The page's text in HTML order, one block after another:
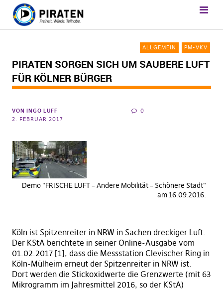
ALLGEMEIN PM-VKV
PIRATEN SORGEN SICH UM SAUBERE LUFT
FÜR KÖLNER BÜRGER
VON INGO LUFF
2. FEBRUAR 2017
0
Demo "FRISCHE LUFT – Andere Mobilität – Schönere Stadt"
am 16.09.2016.
Köln ist Spitzenreiter in NRW in Sachen dreckiger Luft.
Der KStA berichtete in seiner Online-Ausgabe vom
01.02.2017 [1], dass die Messstation Clevischer Ring in
Köln-Mülheim erneut der Spitzenreiter in NRW ist.
Dort werden die Stickoxidwerte die Grenzwerte (mit 63
Mikrogramm im Jahresmittel 2016, so der KStA)